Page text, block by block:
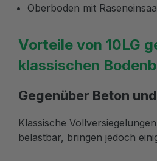
Oberboden mit
Vorteile von 10LG
klassischen
Gegenüber Beton
Klassische
belastbar, bringen jedoch